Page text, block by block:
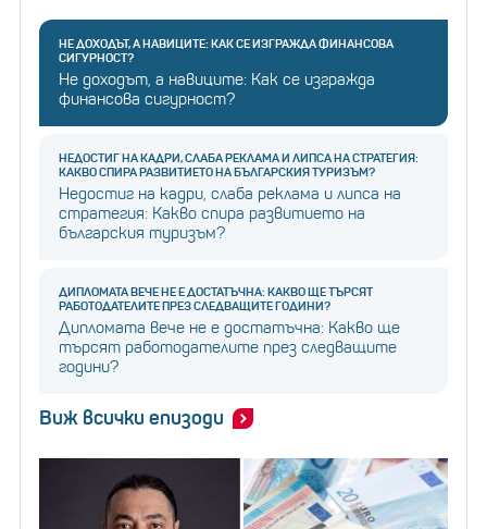
НЕ ДОХОДЪТ, А НАВИЦИТЕ: КАК СЕ ИЗГРАЖДА ФИНАНСОВА
СИГУРНОСТ?
Не доходът, а навиците: Как се изгражда
финансова сигурност?
НЕДОСТИГ НА КАДРИ, СЛАБА РЕКЛАМА И ЛИПСА НА СТРАТЕГИЯ:
КАКВО СПИРА РАЗВИТИЕТО НА БЪЛГАРСКИЯ ТУРИЗЪМ?
Недостиг на кадри, слаба реклама и липса на
стратегия: Какво спира развитието на
българския туризъм?
ДИПЛОМАТА ВЕЧЕ НЕ Е ДОСТАТЪЧНА: КАКВО ЩЕ ТЪРСЯТ
РАБОТОДАТЕЛИТЕ ПРЕЗ СЛЕДВАЩИТЕ ГОДИНИ?
Дипломата вече не е достатъчна: Какво ще
търсят работодателите през следващите
години?
Виж всички епизоди